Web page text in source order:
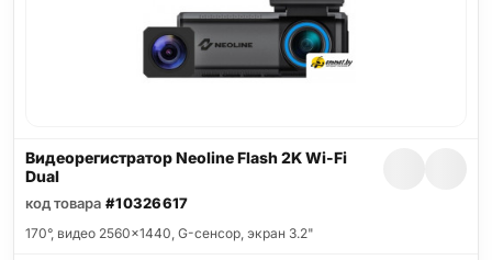
Видеорегистратор Neoline Flash 2K Wi-Fi
Dual
код товара #10326617
170°, видео 2560x1440, G-сенсор, экран 3.2"